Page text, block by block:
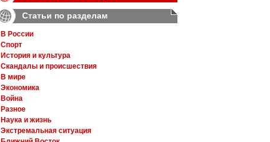
Статьи по разделам
В России
Спорт
История и культура
Скандалы и происшествия
В мире
Экономика
Война
Разное
Наука и жизнь
Экстремальная ситуация